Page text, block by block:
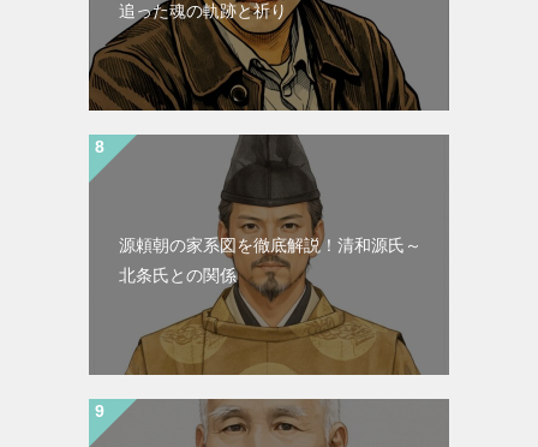
追った魂の軌跡と祈り
源頼朝の家系図を徹底解説！清和源氏～
北条氏との関係